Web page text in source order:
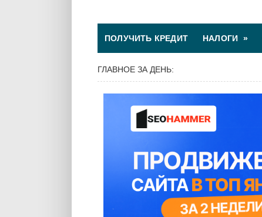
ПОЛУЧИТЬ КРЕДИТ НАЛОГИ »
ГЛАВНОЕ ЗА ДЕНЬ: